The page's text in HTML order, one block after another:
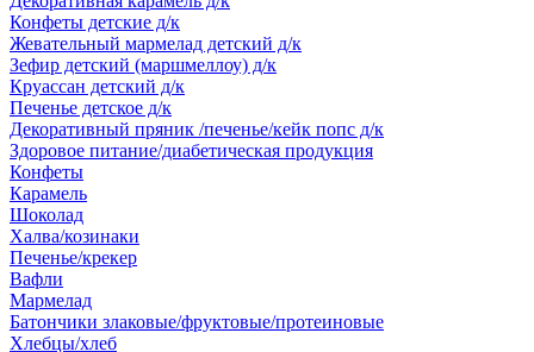
Конфеты детские д/к
Жевательный мармелад детский д/к
Зефир детский (маршмеллоу) д/к
Круассан детский д/к
Печенье детское д/к
Декоративный пряник /печенье/кейк попс д/к
Здоровое питание/диабетическая продукция
Конфеты
Карамель
Шоколад
Халва/козинаки
Печенье/крекер
Вафли
Мармелад
Батончики злаковые/фруктовые/протеиновые
Хлебцы/хлеб